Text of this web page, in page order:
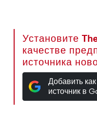
Установите
качестве
источника
Добавить
источник в